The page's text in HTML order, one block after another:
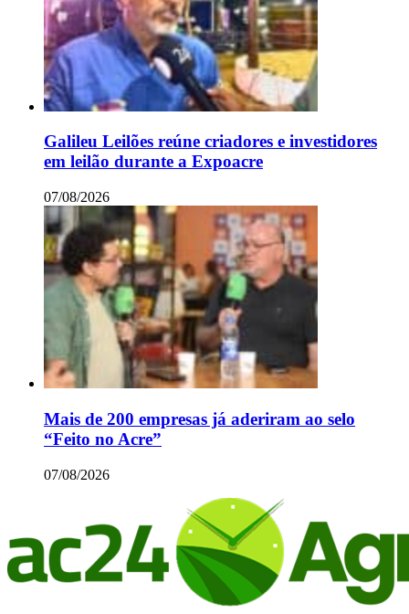
Galileu Leilões reúne criadores e investidores
em leilão durante a Expoacre
07/08/2026
Mais de 200 empresas já aderiram ao selo
“Feito no Acre”
07/08/2026